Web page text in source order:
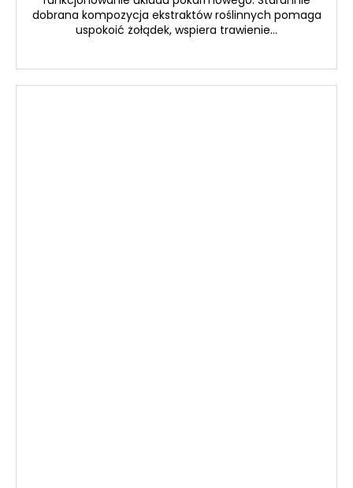
dobrana kompozycja ekstraktów roślinnych pomaga
uspokoić żołądek, wspiera trawienie...